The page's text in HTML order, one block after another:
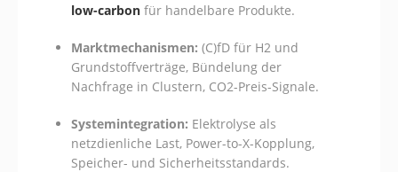
low-carbon für handelbare Produkte.
Marktmechanismen: (C)fD für H2 und
Grundstoffverträge, Bündelung der
Nachfrage in Clustern, CO2-Preis-Signale.
Systemintegration: Elektrolyse als
netzdienliche Last, Power-to-X-Kopplung,
Speicher- und Sicherheitsstandards.